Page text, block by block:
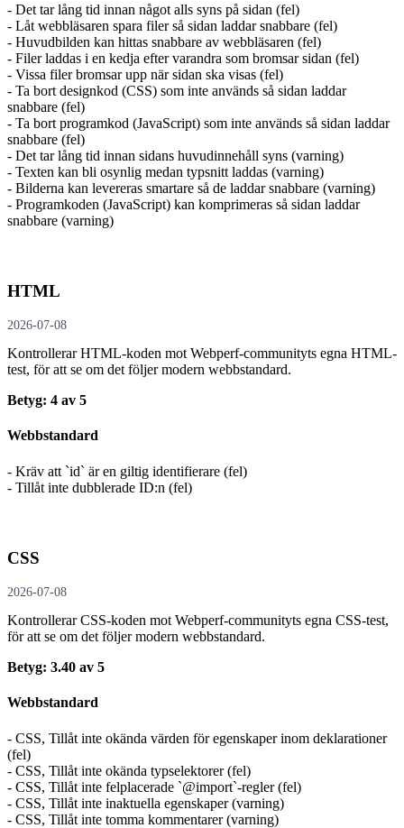
- Det tar lång tid innan något alls syns på sidan (fel)
- Låt webbläsaren spara filer så sidan laddar snabbare (fel)
- Huvudbilden kan hittas snabbare av webbläsaren (fel)
- Filer laddas i en kedja efter varandra som bromsar sidan (fel)
- Vissa filer bromsar upp när sidan ska visas (fel)
- Ta bort designkod (CSS) som inte används så sidan laddar
snabbare (fel)
- Ta bort programkod (JavaScript) som inte används så sidan laddar
snabbare (fel)
- Det tar lång tid innan sidans huvudinnehåll syns (varning)
- Texten kan bli osynlig medan typsnitt laddas (varning)
- Bilderna kan levereras smartare så de laddar snabbare (varning)
- Programkoden (JavaScript) kan komprimeras så sidan laddar
snabbare (varning)
HTML
2026-07-08
Kontrollerar HTML-koden mot Webperf-communityts egna HTML-
test, för att se om det följer modern webbstandard.
Betyg: 4 av 5
Webbstandard
- Kräv att `id` är en giltig identifierare (fel)
- Tillåt inte dubblerade ID:n (fel)
CSS
2026-07-08
Kontrollerar CSS-koden mot Webperf-communityts egna CSS-test,
för att se om det följer modern webbstandard.
Betyg: 3.40 av 5
Webbstandard
- CSS, Tillåt inte okända värden för egenskaper inom deklarationer
(fel)
- CSS, Tillåt inte okända typselektorer (fel)
- CSS, Tillåt inte felplacerade `@import`-regler (fel)
- CSS, Tillåt inte inaktuella egenskaper (varning)
- CSS, Tillåt inte tomma kommentarer (varning)